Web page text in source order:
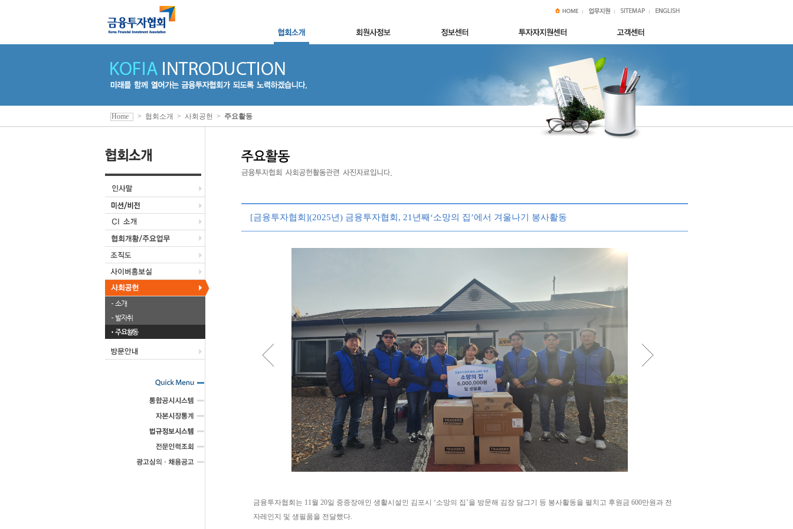
소개
발자취
주요활동
Home > 협회소개 > 사회공헌 > 주요활동
[금융투자협회](2025년) 금융투자협회, 21년째‘소망의 집’에서 겨울나기 봉사활동
금융투자협회는 11월 20일 중증장애인 생활시설인 김포시 ‘소망의 집’을 방문해 김장 담그기 등 봉사활동을 펼치고 후원금 600만원과 전
자레인지 및 생필품을 전달했다.